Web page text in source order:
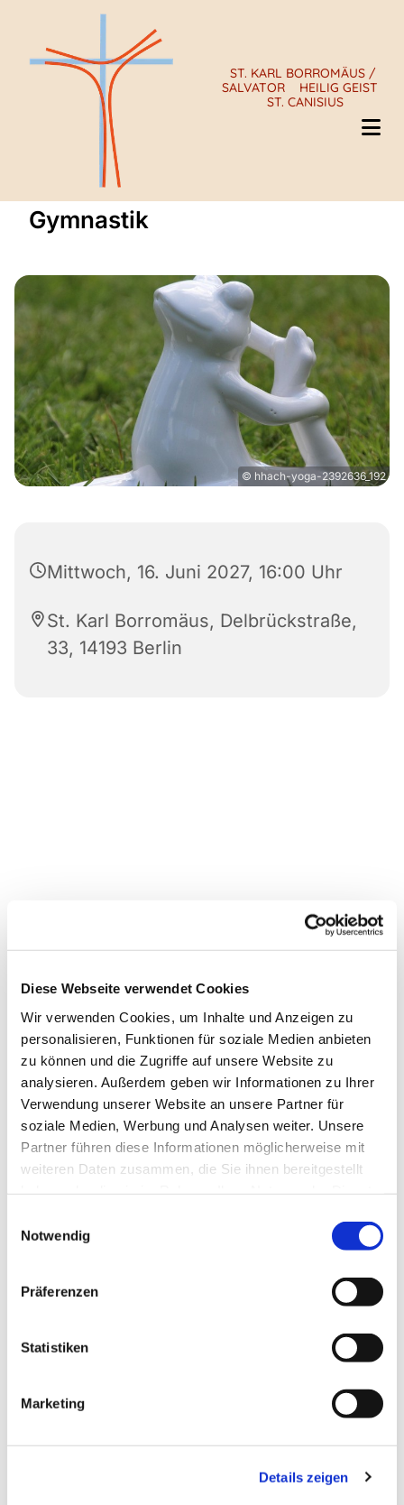
Diese Webseite verwendet Cookies
Wir verwenden Cookies, um Inhalte und Anzeigen zu
personalisieren, Funktionen für soziale Medien anbieten
zu können und die Zugriffe auf unsere Website zu
analysieren. Außerdem geben wir Informationen zu Ihrer
Verwendung unserer Website an unsere Partner für
soziale Medien, Werbung und Analysen weiter. Unsere
Partner führen diese Informationen möglicherweise mit
weiteren Daten zusammen, die Sie ihnen bereitgestellt
Notwendig
Präferenzen
Statistiken
Marketing
Details zeigen
ST. KARL BORROMÄUS /
SALVATOR
HEILIG GEIST
ST. CANISIUS
Gymnastik
© hhach-yoga-2392636_192
Mittwoch, 16. Juni 2027, 16:00 Uhr
St. Karl Borromäus, Delbrückstraße,
33, 14193 Berlin
Dies könnte Sie auch
interessieren